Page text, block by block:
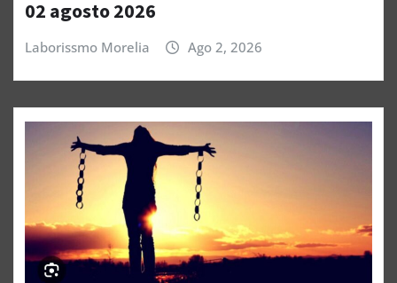
02 agosto 2026
Laborissmo Morelia Ago 2, 2026